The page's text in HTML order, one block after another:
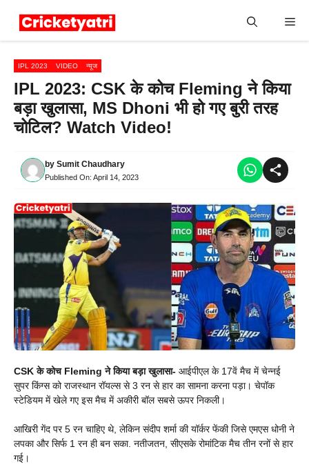
IPL 2023 VIDEO न्यूज
IPL 2023: CSK के कोच Fleming ने किया
बड़ा खुलासा, MS Dhoni भी हो गए बुरी तरह
चोटिल? Watch Video!
by Sumit Chaudhary
Published On: April 14, 2023
CSK के कोच Fleming ने किया बड़ा खुलासा- आईपीएल के 17वें मैच में चेन्नई
सुपर किंग्स को राजस्थान रॉयल्स से 3 रन से हार का सामना करना पड़ा। चेपॉक
स्टेडियम में खेले गए इस मैच में अकीरी बॉल सबसे ऊपर निकली।
आखिरी गेंद पर 5 रन चाहिए थे, लेकिन संदीप शर्मा की यॉर्कर फेंकी जिसे एमएस धोनी ने
लपका और सिर्फ 1 रन ही बन सका. नतीजतन, सीएसके रोमांटिक मैच तीन रनों से हार
गई।